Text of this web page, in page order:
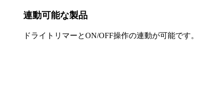
連動可能な製品
ドライトリマーとON/OFF操作の連動が可能です。